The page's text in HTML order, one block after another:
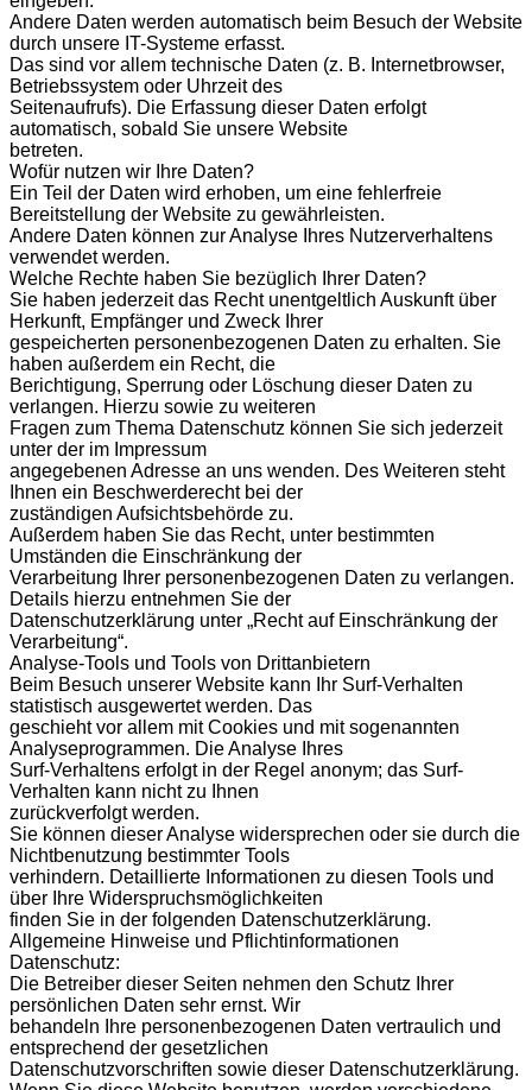
Andere Daten werden automatisch beim Besuch der Website
durch unsere IT-Systeme erfasst.
Das sind vor allem technische Daten (z. B. Internetbrowser,
Betriebssystem oder Uhrzeit des
Seitenaufrufs). Die Erfassung dieser Daten erfolgt
automatisch, sobald Sie unsere Website
betreten.
Wofür nutzen wir Ihre Daten?
Ein Teil der Daten wird erhoben, um eine fehlerfreie
Bereitstellung der Website zu gewährleisten.
Andere Daten können zur Analyse Ihres Nutzerverhaltens
verwendet werden.
Welche Rechte haben Sie bezüglich Ihrer Daten?
Sie haben jederzeit das Recht unentgeltlich Auskunft über
Herkunft, Empfänger und Zweck Ihrer
gespeicherten personenbezogenen Daten zu erhalten. Sie
haben außerdem ein Recht, die
Berichtigung, Sperrung oder Löschung dieser Daten zu
verlangen. Hierzu sowie zu weiteren
Fragen zum Thema Datenschutz können Sie sich jederzeit
unter der im Impressum
angegebenen Adresse an uns wenden. Des Weiteren steht
Ihnen ein Beschwerderecht bei der
zuständigen Aufsichtsbehörde zu.
Außerdem haben Sie das Recht, unter bestimmten
Umständen die Einschränkung der
Verarbeitung Ihrer personenbezogenen Daten zu verlangen.
Details hierzu entnehmen Sie der
Datenschutzerklärung unter „Recht auf Einschränkung der
Verarbeitung“.
Analyse-Tools und Tools von Drittanbietern
Beim Besuch unserer Website kann Ihr Surf-Verhalten
statistisch ausgewertet werden. Das
geschieht vor allem mit Cookies und mit sogenannten
Analyseprogrammen. Die Analyse Ihres
Surf-Verhaltens erfolgt in der Regel anonym; das Surf-
Verhalten kann nicht zu Ihnen
zurückverfolgt werden.
Sie können dieser Analyse widersprechen oder sie durch die
Nichtbenutzung bestimmter Tools
verhindern. Detaillierte Informationen zu diesen Tools und
über Ihre Widerspruchsmöglichkeiten
finden Sie in der folgenden Datenschutzerklärung.
Allgemeine Hinweise und Pflichtinformationen
Datenschutz:
Die Betreiber dieser Seiten nehmen den Schutz Ihrer
persönlichen Daten sehr ernst. Wir
behandeln Ihre personenbezogenen Daten vertraulich und
entsprechend der gesetzlichen
Datenschutzvorschriften sowie dieser Datenschutzerklärung.